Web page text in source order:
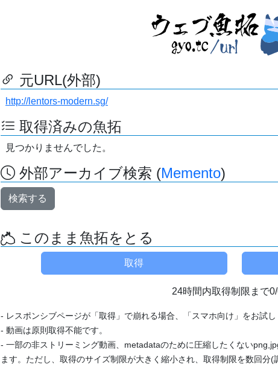
元URL(外部)
http://lentors-modern.sg/
取得済みの魚拓
見つかりませんでした。
外部アーカイブ検索 (Memento)
検索する
このまま魚拓をとる
24時間内取得制限まで
- レスポンシブページが「取得」で崩れる場合、「スマホ向け」をお試し
- 動画は原則取得不能です。
- 一部の非ストリーミング動画、metadataのために圧縮したくない
ます。ただし、取得のサイズ制限が大きく縮小され、取得制限を数回分(